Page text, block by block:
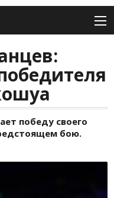
победу своего
бою.